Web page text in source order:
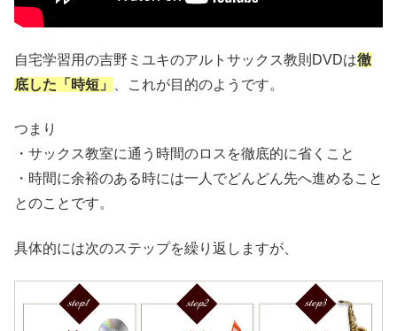
自宅学習用の吉野ミユキのアルトサックス教則DVDは徹
底した「時短」
、これが目的のようです。
つまり
・サックス教室に通う時間のロスを徹底的に省くこと
・時間に余裕のある時には一人でどんどん先へ進めること
とのことです。
具体的には次のステップを繰り返しますが、